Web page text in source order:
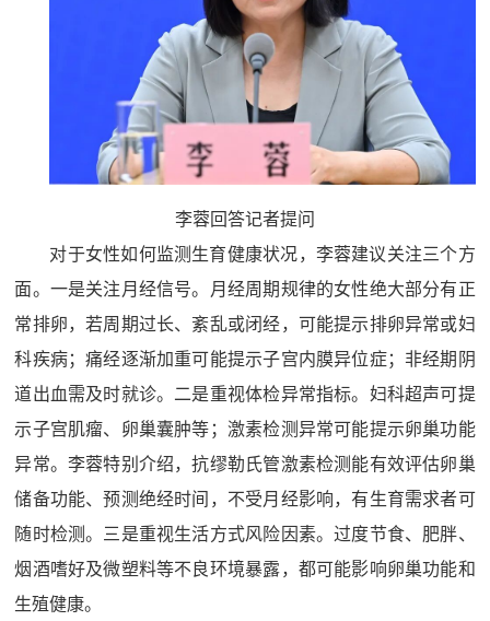
李蓉回答记者提问
对于女性如何监测生育健康状况，李蓉建议关注三个方
面。一是关注月经信号。月经周期规律的女性绝大部分有正
常排卵，若周期过长、紊乱或闭经，可能提示排卵异常或妇
科疾病；痛经逐渐加重可能提示子宫内膜异位症；非经期阴
道出血需及时就诊。二是重视体检异常指标。妇科超声可提
示子宫肌瘤、卵巢囊肿等；激素检测异常可能提示卵巢功能
异常。李蓉特别介绍，抗缪勒氏管激素检测能有效评估卵巢
储备功能、预测绝经时间，不受月经影响，有生育需求者可
随时检测。三是重视生活方式风险因素。过度节食、肥胖、
烟酒嗜好及微塑料等不良环境暴露，都可能影响卵巢功能和
生殖健康。